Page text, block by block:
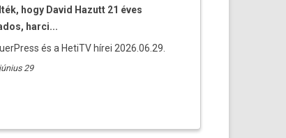
hogy David Hazutt 21 éves
harci...
és a HetiTV hírei 2026.06.29.
29